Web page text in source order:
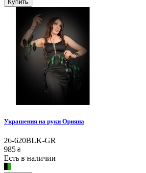
Купить
Украшения на руки Орияна
26-620BLK-GR
985 ₴
Есть в наличии